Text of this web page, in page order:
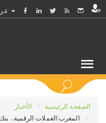
الصفحة الرئيسية
الأخبار
المغرب:العملات الرقمية..